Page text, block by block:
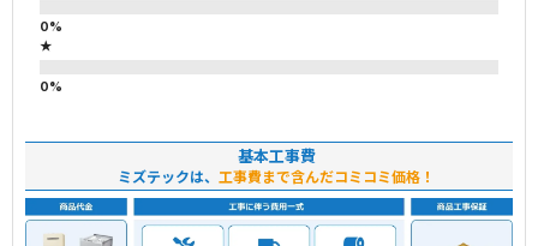
★
基本工事費
ミズテックは、 工事費まで含んだコミコミ価格！